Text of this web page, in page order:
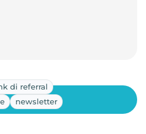
di referral
newsletter
altri